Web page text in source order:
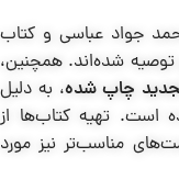
جواد عباسی و کتاب
شده‌اند. همچنین،
چاپ شده، به دلیل
است. تهیه کتاب‌ها از
مناسب‌تر نیز مورد